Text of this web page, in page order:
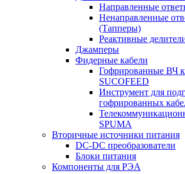
Направленные
Ненаправленные
(Тапперы)
Реактивные
Джамперы
Фидерные кабели
Гофрированные ВЧ
SUCOFEED
Инструмент для
гофрированных
SPUMA
Вторичные источники питания
DC-DC преобразователи
Блоки питания
Компоненты для РЭА